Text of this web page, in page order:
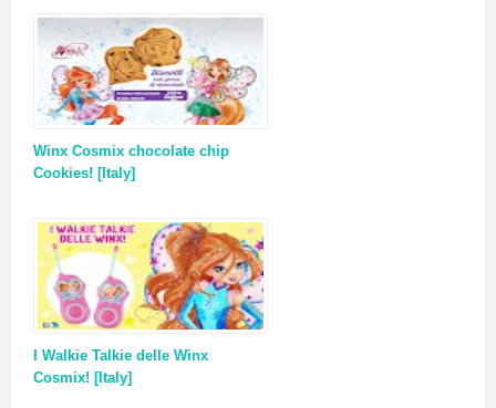
Winx Cosmix chocolate chip
Cookies! [Italy]
I Walkie Talkie delle Winx
Cosmix! [Italy]